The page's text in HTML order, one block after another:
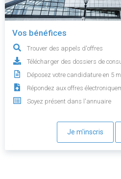
Vos bénéfices
Trouver des appels d'offres
Télécharger des dossiers de
Déposez votre candidature en 5
Répondez aux offres
Soyez présent dans l'annuaire
Je m'inscris